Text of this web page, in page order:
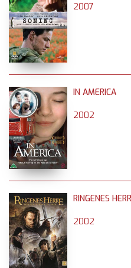
2007
IN AMERICA
2002
RINGENES
2002